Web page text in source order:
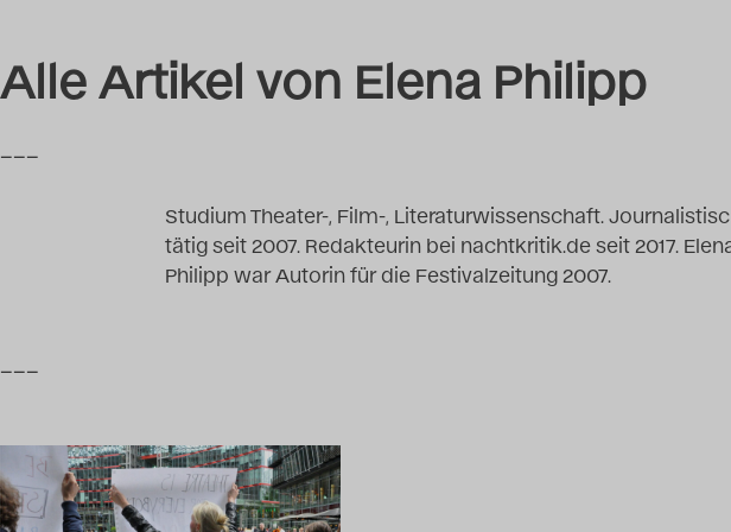
Alle Artikel von Elena Philipp
–––
Studium Theater-, Film-, Literaturwissenschaft.
tätig seit 2007. Redakteurin bei nachtkritik.de seit 2017.
Philipp war Autorin für die Festivalzeitung 2007.
–––